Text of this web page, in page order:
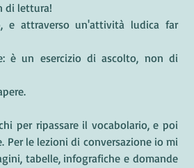
di lettura!
e attraverso un'attività ludica far
è un esercizio di ascolto, non di
per ripassare il vocabolario, e poi
le lezioni di conversazione io mi
tabelle, infografiche e domande